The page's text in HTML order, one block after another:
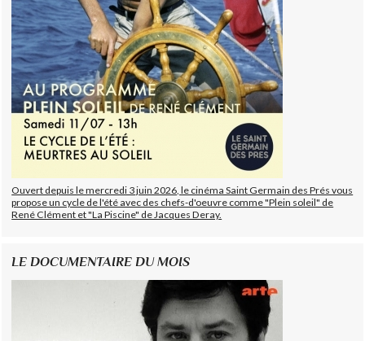
Ouvert depuis le mercredi 3 juin 2026, le cinéma Saint Germain des Prés vous
propose un cycle de l'été avec des chefs-d'oeuvre comme "Plein soleil" de
René Clément et "La Piscine" de Jacques Deray.
LE DOCUMENTAIRE DU MOIS